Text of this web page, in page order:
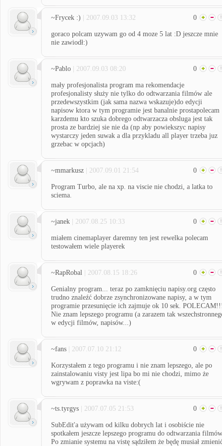
~Frycek :) | 2007.09.03 13:32 0
goraco polcam uzywam go od 4 moze 5 lat :D jeszcze mnie
nie zawiodł:)
~Pablo | 2007.09.03 08:20 0
mały profesjonalista program ma rekomendacje
profesjonalisty służy nie tylko do odtwarzania filmów ale
przedewszystkim (jak sama nazwa wskazuje)do edycji
napisow ktora w tym programie jest banalnie prostapolecam
karzdemu kto szuka dobrego odtwarzacza obsluga jest tak
prosta ze bardziej sie nie da (np aby powiekszyc napisy
wystarczy jeden suwak a dla przykladu all player trzeba juz
grzebac w opcjach)
~mmarkusz | 2007.09.01 21:54 0
Program Turbo, ale na xp. na viscie nie chodzi, a latka to
sciema.
~janek | 2007.08.25 10:33 0
miałem cinemaplayer daremny ten jest rewelka polecam
testowałem wiele playerek
~RapRobal | 2007.08.15 18:26 0
Genialny program... teraz po zamknięciu napisy.org często
trudno znaleźć dobrze zsynchronizowane napisy, a w tym
programie przesunięcie ich zajmuje ok 10 sek.
Nie znam lepszego programu (a zarazem tak
w edycji filmów, napisów...)
~fans | 2007.07.10 21:12 0
Korzystałem z tego programu i nie znam lepszego, ale po
zainstalowaniu visty jest lipa bo mi nie chodzi, mimo że
wgrywam z poprawka na viste:(
~ts.tyrgys | 2007.07.05 21:53 0
SubEdit'a używam od kilku dobrych lat i osobiście nie
spotkałem jeszcze lepszego programu do odtwarzania
Po zmianie systemu na vistę sądziłem że będę musiał